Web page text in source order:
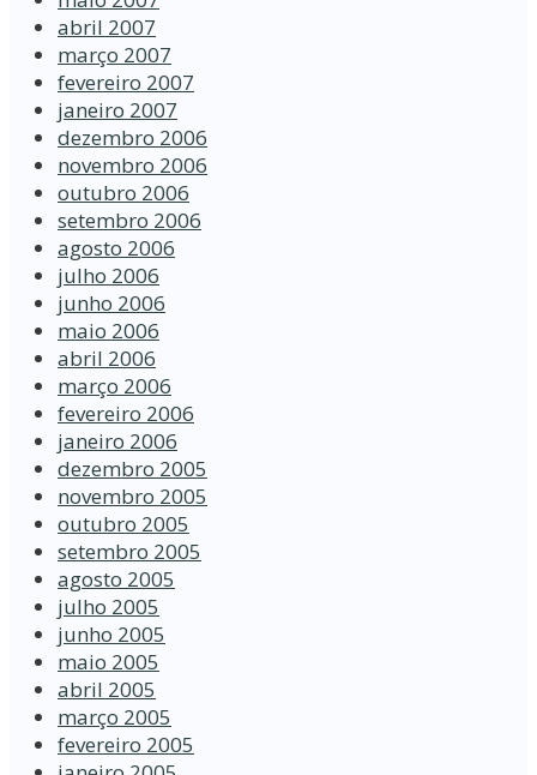
abril 2007
março 2007
fevereiro 2007
janeiro 2007
dezembro 2006
novembro 2006
outubro 2006
setembro 2006
agosto 2006
julho 2006
junho 2006
maio 2006
abril 2006
março 2006
fevereiro 2006
janeiro 2006
dezembro 2005
novembro 2005
outubro 2005
setembro 2005
agosto 2005
julho 2005
junho 2005
maio 2005
abril 2005
março 2005
fevereiro 2005